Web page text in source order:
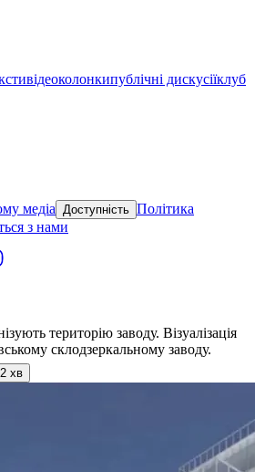
відеоколонкипублічні дискусіїклуб
медіа Доступність Політика
з нами
територію заводу. Візуалізація
склодзеркальному заводу.
хв